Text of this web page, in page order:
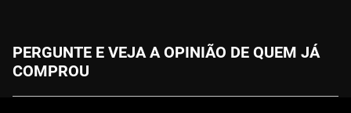
PERGUNTE E VEJA A OPINIÃO DE QUEM JÁ
COMPROU